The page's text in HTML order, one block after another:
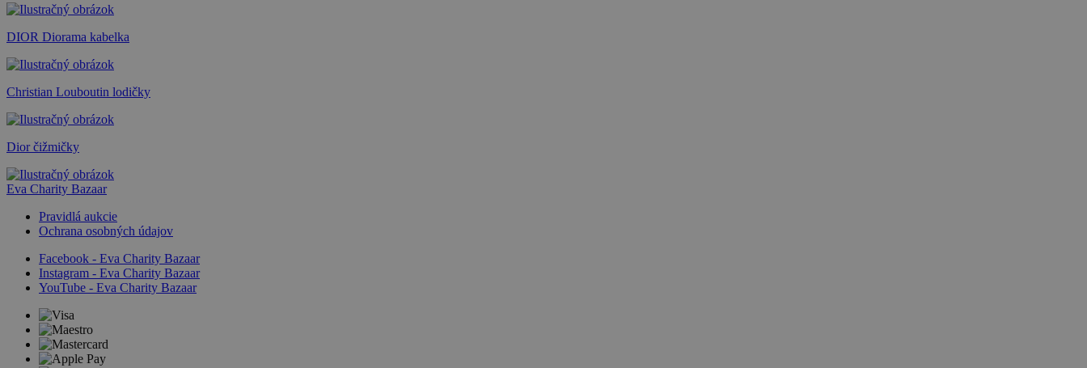
DIOR Diorama kabelka
Christian Louboutin lodičky
Dior čižmičky
Eva Charity Bazaar
Pravidlá aukcie
Ochrana osobných údajov
Facebook - Eva Charity Bazaar
Instagram - Eva Charity Bazaar
YouTube - Eva Charity Bazaar